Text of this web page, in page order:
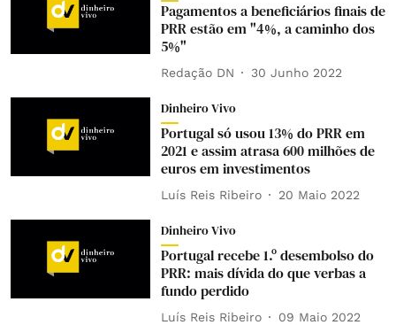
Pagamentos a beneficiários finais de
PRR estão em "4%, a caminho dos
5%"
Redação DN 30 Junho 2022
Dinheiro Vivo
Portugal só usou 13% do PRR em
2021 e assim atrasa 600 milhões de
euros em investimentos
Luís Reis Ribeiro 20 Maio 2022
Dinheiro Vivo
Portugal recebe 1.º desembolso do
PRR: mais dívida do que verbas a
fundo perdido
Luís Reis Ribeiro 09 Maio 2022